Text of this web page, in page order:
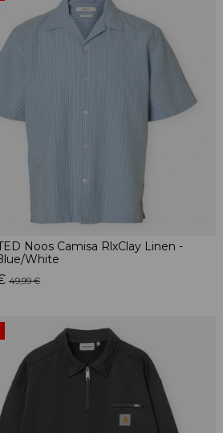
Noos Camisa RlxClay Linen -
White
49,99 €